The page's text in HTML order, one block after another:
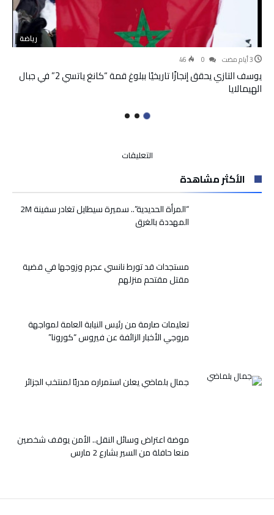
رياضة
46
يوسف التازي يحقق إنجازًا تاريخيًا ببلوغ قمة “كانغ ياتسي 2” في جبال
الهيمالايا
التعليقات
المغربي
للسياحة
يتطلع
وجهة
ثقافية
الأكثر مشاهدة
“المرأة الحديدية”.. سميرة سيطايل تغادر سفينة 2M
المهددة بالغرق
مستجدات قد تورط نانسي عجرم وزوجها في قضية
مقتل مقتحم منزلهم
تعليمات صارمة من رئيس النيابة العامة لمواجهة
مروجي الأخبار الزائفة عن فيروس “كورونا”
جمال بلماضي يعلن استمراره مدربًا لمنتخب الجزائر
موضة اعتراض وسائل النقل.. الأمن يوقف شخصين
منعا حافلة من السير بشارع 2 مارس